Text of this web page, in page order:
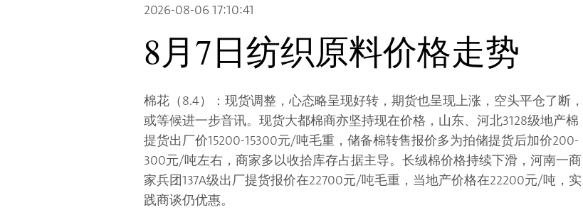
2026-08-06 17:10:41
8月7日纺织原料价格走势
棉花（8.4）：现货调整，心态略呈现好转，期货也呈现上涨，空头平仓了断，
或等候进一步音讯。现货大都棉商亦坚持现在价格，山东、河北3128级地产棉
提货出厂价15200-15300元/吨毛重，储备棉转售报价多为拍储提货后加价200-
300元/吨左右，商家多以收拾库存占据主导。长绒棉价格持续下滑，河南一商
家兵团137A级出厂提货报价在22700元/吨毛重，当地产价格在22200元/吨，实
践商谈仍优惠。